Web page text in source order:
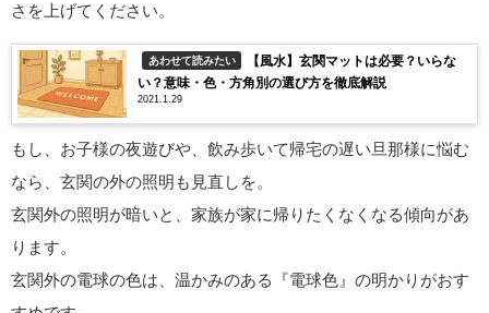
さを上げてください。
あわせて読みたい
【風水】玄関マットは必要？いらな
い？意味・色・方角別の選び方を徹底解説
2021.1.29
もし、お子様の夜遊びや、飲み歩いて帰宅の遅い旦那様に悩む
なら、玄関の外の照明も見直しを。
玄関外の照明が暗いと、家族が家に帰りたくなくなる傾向があ
ります。
玄関外の電球の色は、温かみのある『電球色』の明かりがおす